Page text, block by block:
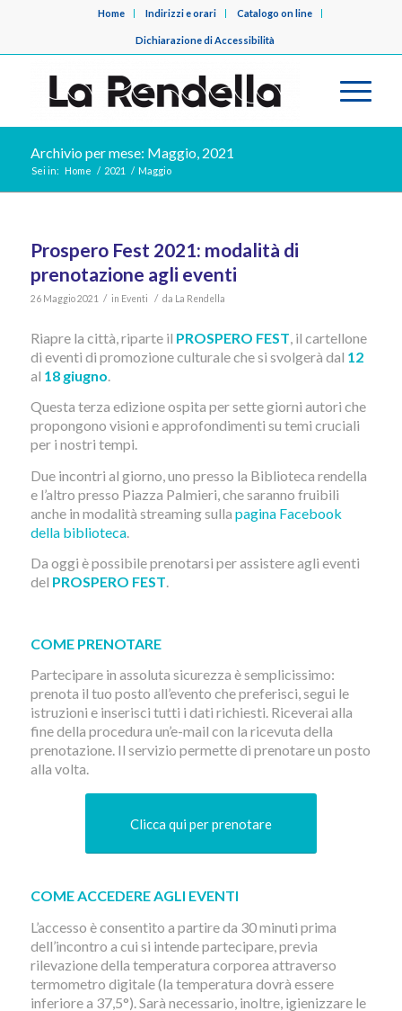
Home Indirizzi e orari Catalogo on line
Dichiarazione di Accessibilità
Archivio per mese: Maggio, 2021
Sei in: Home / 2021 / Maggio
Prospero Fest 2021: modalità di
prenotazione agli eventi
26 Maggio 2021 / in Eventi / da La Rendella
Riapre la città, riparte il PROSPERO FEST , il cartellone
di eventi di promozione culturale che si svolgerà dal 12
al 18 giugno
Questa terza edizione ospita per sette giorni autori che
propongono visioni e approfondimenti su temi cruciali
per i nostri tempi.
Due incontri al giorno, uno presso la Biblioteca rendella
e l’altro presso Piazza Palmieri, che saranno fruibili
anche in modalità streaming sulla pagina Facebook
della biblioteca.
Da oggi è possibile prenotarsi per assistere agli eventi
del PROSPERO FEST.
COME PRENOTARE
Partecipare in assoluta sicurezza è semplicissimo:
prenota il tuo posto all’evento che preferisci, segui le
istruzioni e inserisci tutti i dati richiesti. Riceverai alla
fine della procedura un’e-mail con la ricevuta della
prenotazione. Il servizio permette di prenotare un posto
alla volta.
Clicca qui per prenotare
COME ACCEDERE AGLI EVENTI
L’accesso è consentito a partire da 30 minuti prima
dell’incontro a cui si intende partecipare, previa
rilevazione della temperatura corporea attraverso
termometro digitale (la temperatura dovrà essere
inferiore a 37,5°). Sarà necessario, inoltre, igienizzare le